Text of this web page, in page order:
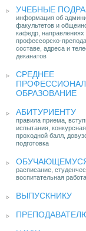
УЧЕБНЫЕ
информация об
факультетов и
кафедр, направлениях
профессорско-
составе, адреса и
деканатов
СРЕДНЕЕ
ОБРАЗОВАНИЕ
АБИТУРИЕНТУ
правила приема,
испытания,
проходной балл,
подготовка
расписание,
воспитательная работа
ВЫПУСКНИКУ